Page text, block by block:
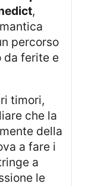
,
percorso
da ferite e
timori,
che la
della
a fare i
a
le